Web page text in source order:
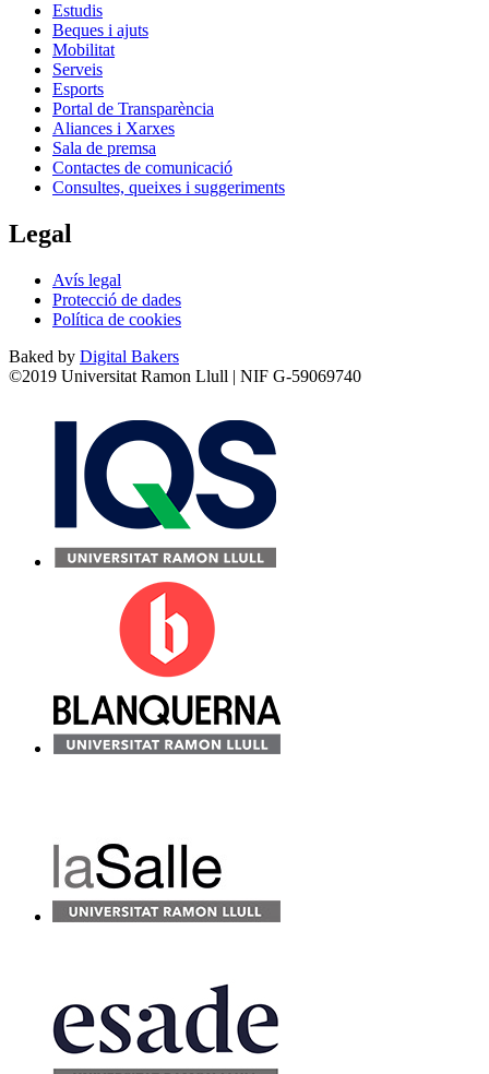
Estudis
Beques i ajuts
Mobilitat
Serveis
Esports
Portal de Transparència
Aliances i Xarxes
Sala de premsa
Contactes de comunicació
Consultes, queixes i suggeriments
Legal
Avís legal
Protecció de dades
Política de cookies
Baked by Digital Bakers
©2019 Universitat Ramon Llull | NIF G-59069740